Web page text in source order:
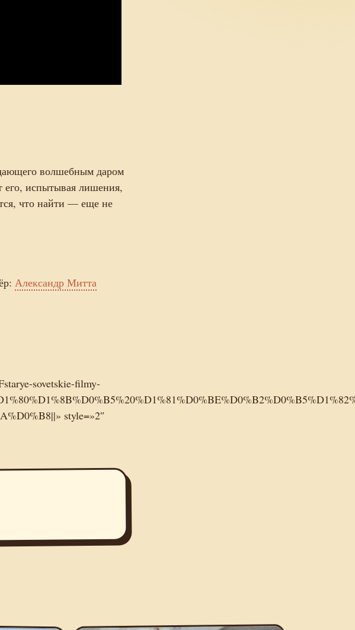
волшебным даром
его, испытывая лишения,
что найти — еще не
Александр Митта
sovetskie-filmy-
style=»2″